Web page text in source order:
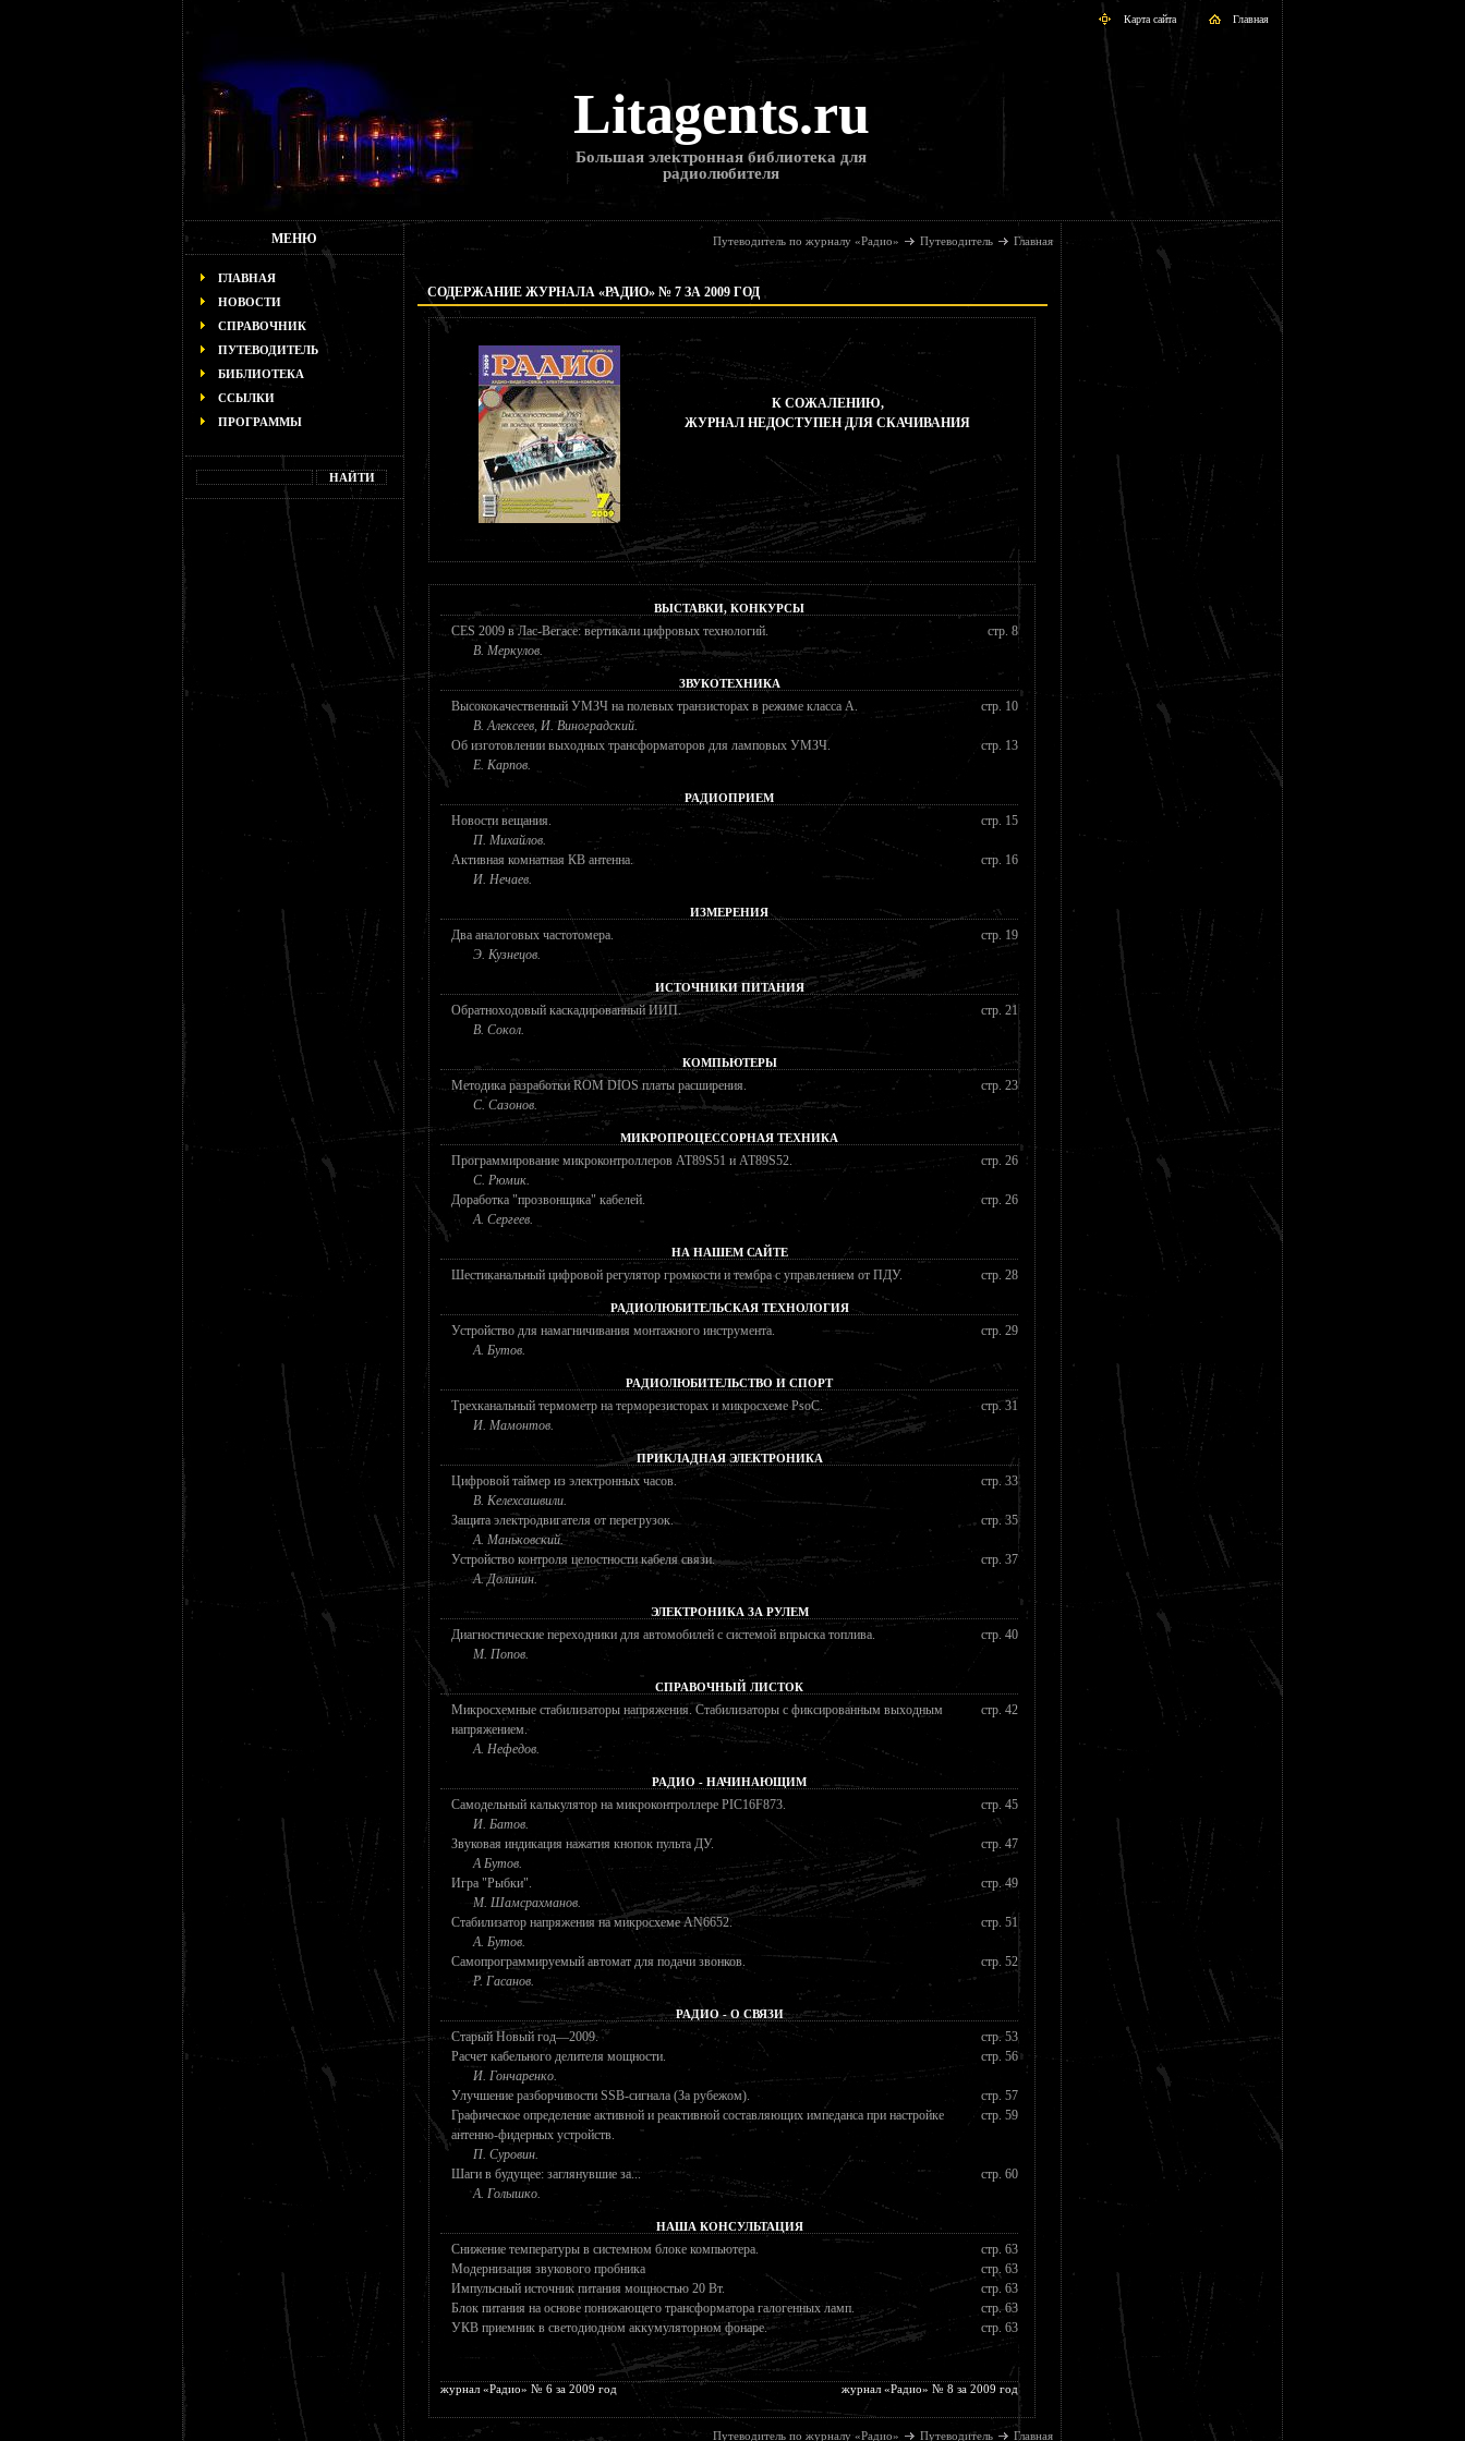
Главная
Карта сайта
Litagents.ru
Большая электронная библиотека для
радиолюбителя
МЕНЮ
ГЛАВНАЯ
НОВОСТИ
СПРАВОЧНИК
ПУТЕВОДИТЕЛЬ
БИБЛИОТЕКА
ССЫЛКИ
ПРОГРАММЫ
Путеводитель по журналу «Радио» Путеводитель Главная
СОДЕРЖАНИЕ ЖУРНАЛА «РАДИО» № 7 ЗА 2009 ГОД
К СОЖАЛЕНИЮ,
ЖУРНАЛ НЕДОСТУПЕН ДЛЯ СКАЧИВАНИЯ
ВЫСТАВКИ, КОНКУРСЫ
CES 2009 в Лас-Вегасе: вертикали цифровых технологий.
В. Меркулов.
стр. 8
ЗВУКОТЕХНИКА
Высококачественный УМЗЧ на полевых транзисторах в режиме класса А.
В. Алексеев, И. Виноградский.
стр. 10
Об изготовлении выходных трансформаторов для ламповых УМЗЧ.
Е. Карпов.
стр. 13
РАДИОПРИЕМ
Новости вещания.
П. Михайлов.
стр. 15
Активная комнатная КВ антенна.
И. Нечаев.
стр. 16
ИЗМЕРЕНИЯ
Два аналоговых частотомера.
Э. Кузнецов.
стр. 19
ИСТОЧНИКИ ПИТАНИЯ
Обратноходовый каскадированный ИИП.
В. Сокол.
стр. 21
КОМПЬЮТЕРЫ
Методика разработки ROM DIOS платы расширения.
С. Сазонов.
стр. 23
МИКРОПРОЦЕССОРНАЯ ТЕХНИКА
Программирование микроконтроллеров AT89S51 и AT89S52.
С. Рюмик.
стр. 26
Доработка "прозвонщика" кабелей.
А. Сергеев.
стр. 26
НА НАШЕМ САЙТЕ
Шестиканальный цифровой регулятор громкости и тембра с управлением от ПДУ. стр. 28
РАДИОЛЮБИТЕЛЬСКАЯ ТЕХНОЛОГИЯ
Устройство для намагничивания монтажного инструмента.
А. Бутов.
стр. 29
РАДИОЛЮБИТЕЛЬСТВО И СПОРТ
Трехканальный термометр на терморезисторах и микросхеме PsoC.
И. Мамонтов.
стр. 31
ПРИКЛАДНАЯ ЭЛЕКТРОНИКА
Цифровой таймер из электронных часов.
В. Келехсашвили.
стр. 33
Защита электродвигателя от перегрузок.
А. Маньковский.
стр. 35
Устройство контроля целостности кабеля связи.
А. Долинин.
стр. 37
ЭЛЕКТРОНИКА ЗА РУЛЕМ
Диагностические переходники для автомобилей с системой впрыска топлива.
М. Попов.
стр. 40
СПРАВОЧНЫЙ ЛИСТОК
Микросхемные стабилизаторы напряжения. Стабилизаторы с фиксированным выходным
напряжением.
А. Нефедов.
стр. 42
РАДИО - НАЧИНАЮЩИМ
Самодельный калькулятор на микроконтроллере PIC16F873.
И. Батов.
стр. 45
Звуковая индикация нажатия кнопок пульта ДУ.
А Бутов.
стр. 47
Игра "Рыбки".
М. Шамсрахманов.
стр. 49
Стабилизатор напряжения на микросхеме AN6652.
А. Бутов.
стр. 51
Самопрограммируемый автомат для подачи звонков.
Р. Гасанов.
стр. 52
РАДИО - О СВЯЗИ
Старый Новый год—2009.
стр. 53
Расчет кабельного делителя мощности.
И. Гончаренко.
стр. 56
Улучшение разборчивости SSB-сигнала (За рубежом).
стр. 57
Графическое определение активной и реактивной составляющих импеданса при настройке
антенно-фидерных устройств.
П. Суровин.
стр. 59
Шаги в будущее: заглянувшие за...
А. Голышко.
стр. 60
НАША КОНСУЛЬТАЦИЯ
Снижение температуры в системном блоке компьютера.
стр. 63
Модернизация звукового пробника
стр. 63
Импульсный источник питания мощностью 20 Вт.
стр. 63
Блок питания на основе понижающего трансформатора галогенных ламп.
стр. 63
УКВ приемник в светодиодном аккумуляторном фонаре.
стр. 63
журнал «Радио» № 6 за 2009 год журнал «Радио» № 8 за 2009 год
Путеводитель по журналу «Радио» Путеводитель Главная